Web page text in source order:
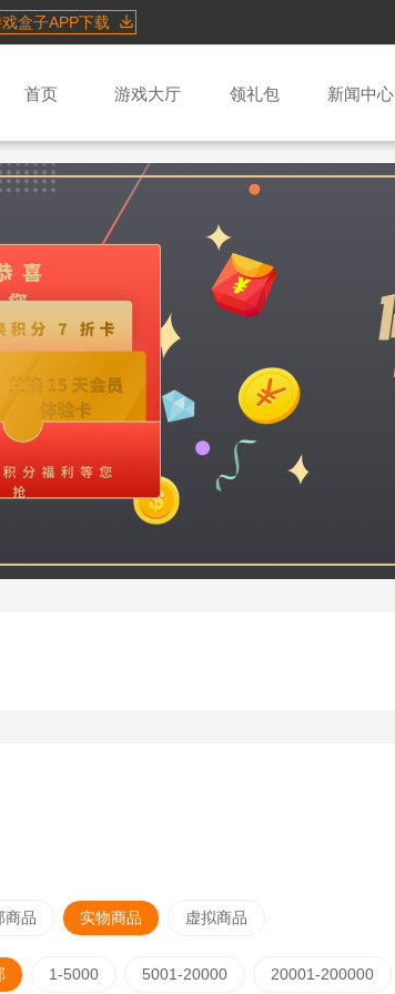
盒子APP下载
首页 游戏大厅 领礼包 新闻中心
商品 实物商品 虚拟商品
1-5000 5001-20000 20001-200000